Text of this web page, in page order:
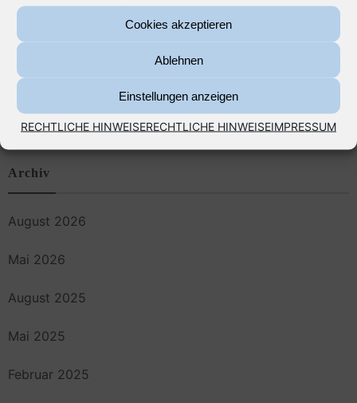
Cookies akzeptieren
Ablehnen
Einstellungen anzeigen
RECHTLICHE HINWEISERECHTLICHE HINWEISEIMPRESSUM
Vorfahrtsregel auf Parkplätzen – gilt hier rechts vor
links?
Wohngebäudeversicherung, Wasserschäden und die
„Fugenfälle“
Archiv
August 2026
Mai 2026
August 2025
Mai 2025
Februar 2025